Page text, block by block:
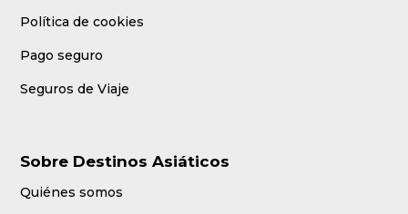
Política de cookies
Pago seguro
Seguros de Viaje
Sobre Destinos Asiáticos
Quiénes somos